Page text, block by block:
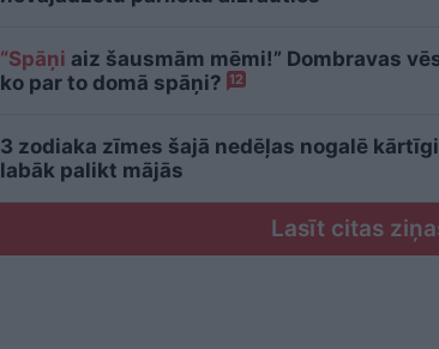
“Spāņi aiz šausmām mēmi!” Dombravas
ko par to domā spāņi? 12
3 zodiaka zīmes šajā nedēļas nogalē
labāk palikt mājās
Lasīt citas